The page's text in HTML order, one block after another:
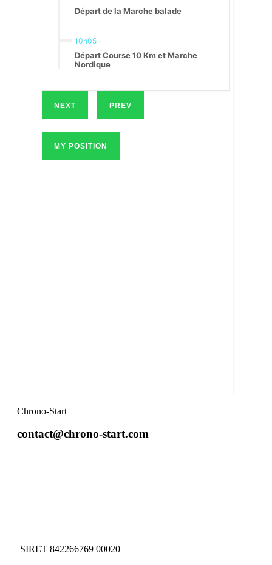
Départ de la Marche balade
10h05 -
Départ Course 10 Km et Marche
Nordique
NEXT PREV
MY POSITION
Chrono-Start
contact@chrono-start.com
SIRET 842266769 00020